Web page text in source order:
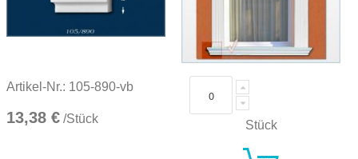
Artikel-Nr.: 105-890-vb
13,38 € /Stück Stück